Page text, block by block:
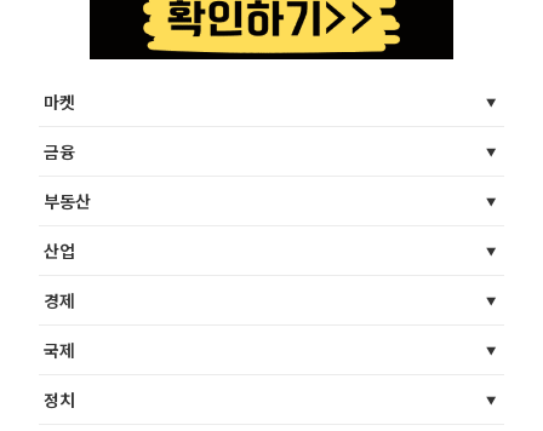
마켓
금융
부동산
산업
경제
국제
정치